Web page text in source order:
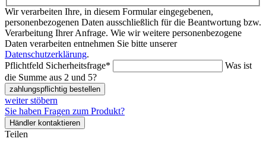
Wir verarbeiten Ihre, in diesem Formular eingegebenen,
personenbezogenen Daten ausschließlich für die Beantwortung bzw.
Verarbeitung Ihrer Anfrage. Wie wir weitere personenbezogene
Daten verarbeiten entnehmen Sie bitte unserer
Datenschutzerklärung.
Pflichtfeld Sicherheitsfrage*
Was ist
die Summe aus 2 und 5?
zahlungspflichtig bestellen
weiter stöbern
Sie haben Fragen zum Produkt?
Händler kontaktieren
Teilen